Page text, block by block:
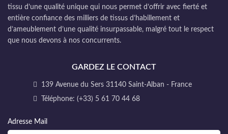
tissu d’une qualité unique qui nous permet d’offrir avec fierté et
entière confiance des milliers de tissus d’habillement et
d’ameublement d’une qualité insurpassable, malgré tout le respect
que nous devons à nos concurrents.
GARDEZ LE CONTACT
139 Avenue du Sers 31140 Saint-Alban - France
Téléphone: (+33) 5 61 70 44 68
Adresse Mail